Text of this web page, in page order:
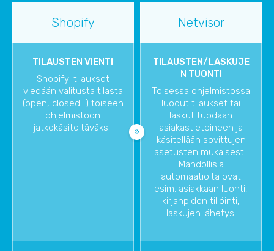
Shopify Netvisor
TILAUSTEN VIENTI
Shopify-tilaukset
viedään valitusta tilasta
(open, closed...) toiseen
ohjelmistoon
jatkokäsiteltäväksi.
TILAUSTEN/LASKUJE
N TUONTI
Toisessa ohjelmistossa
luodut tilaukset tai
laskut tuodaan
asiakastietoineen ja
käsitellään sovittujen
asetusten mukaisesti.
Mahdollisia
automaatioita ovat
esim. asiakkaan luonti,
kirjanpidon tiliöinti,
laskujen lähetys.